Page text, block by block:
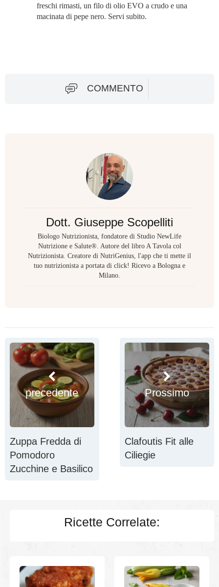
freschi rimasti, un filo di olio EVO a crudo e una
macinata di pepe nero. Servi subito.
COMMENTO
Dott. Giuseppe Scopelliti
Biologo Nutrizionista, fondatore di Studio NewLife
Nutrizione e Salute®. Autore del libro A Tavola col
Nutrizionista. Creatore di NutriGenius, l'app che ti mette il
tuo nutrizionista a portata di click! Ricevo a Bologna e
Milano.
precedente
Zuppa Fredda di
Pomodoro
Zucchine e Basilico
Prossimo
Clafoutis Fit alle
Ciliegie
Ricette Correlate: